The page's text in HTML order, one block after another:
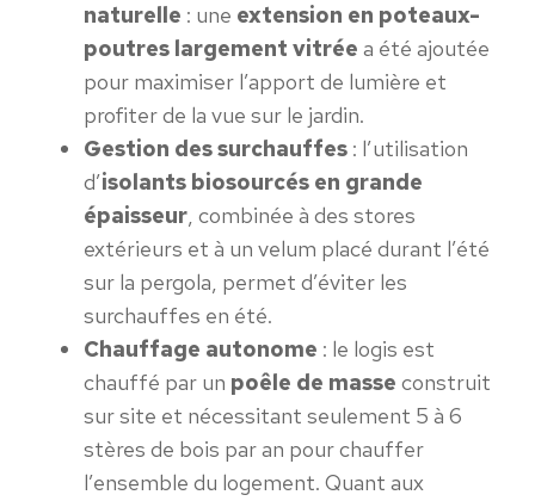
naturelle : une extension en poteaux-
poutres largement vitrée a été ajoutée
pour maximiser l’apport de lumière et
profiter de la vue sur le jardin.
Gestion des surchauffes : l’utilisation
d’isolants biosourcés en grande
épaisseur, combinée à des stores
extérieurs et à un velum placé durant l’été
sur la pergola, permet d’éviter les
surchauffes en été.
Chauffage autonome : le logis est
chauffé par un poêle de masse construit
sur site et nécessitant seulement 5 à 6
stères de bois par an pour chauffer
l’ensemble du logement. Quant aux